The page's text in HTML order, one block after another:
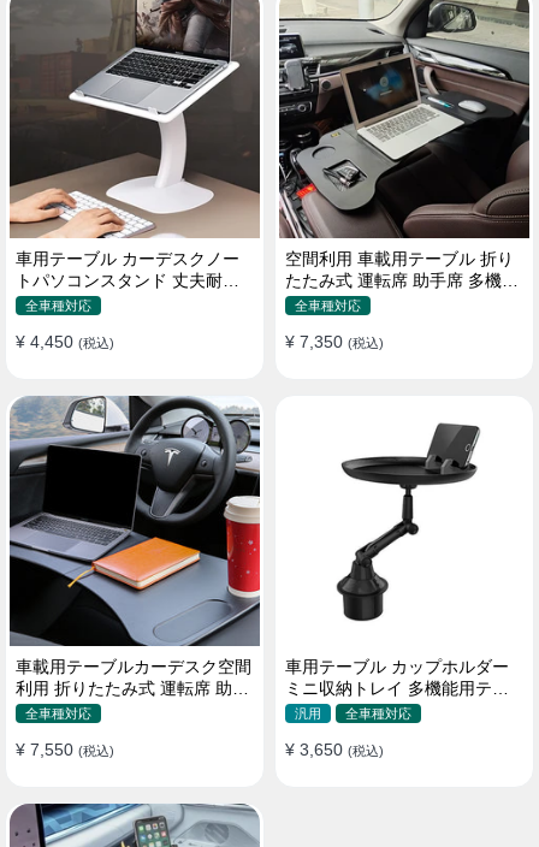
車用テーブル カーデスクノー
トパソコンスタンド 丈夫耐用
調整可能 車内車外 多機能用
全車種対応
¥ 4,450 (税込)
空間利用 車載用テーブル 折り
たたみ式 運転席 助手席 多機能
パソコン 食事 書き込み
全車種対応
¥ 7,350 (税込)
車載用テーブルカーデスク空間
利用 折りたたみ式 運転席 助手
席 多機能 滑り止め 安定
全車種対応
¥ 7,550 (税込)
車用テーブル カップホルダー
ミニ収納トレイ 多機能用テー
ブル 食事 物置き用 高品質
汎用 全車種対応
¥ 3,650 (税込)